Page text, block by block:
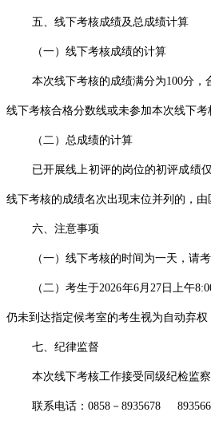
五、线下考核成绩及总成绩计算
（一）线下考核成绩的计算
本次线下考核的成绩满分为100分
线下考核合格分数线或未参加本次线下考
（二）总成绩的计算
已开展线上初评的岗位的初评成绩
线下考核的成绩名次出现末位并列的，
六、注意事项
（一）线下考核的时间为一天，请
（二）考生于2026年6月27日上午
仍未到达指定候考室的考生视为自动弃权
七、纪律监督
本次线下考核工作接受同级纪检监
联系电话：0858－8935678